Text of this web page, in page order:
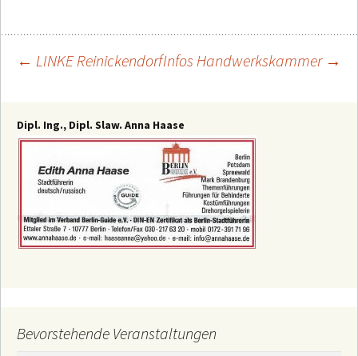
← LINKE ReinickendorfInfos Handwerkskammer →
Dipl. Ing., Dipl. Slaw. Anna Haase
Bevorstehende Veranstaltungen